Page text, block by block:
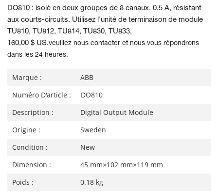
DO810 : isolé en deux groupes de 8 canaux. 0,5 A, résistant
aux courts-circuits. Utilisez l'unité de terminaison de module
TU810, TU812, TU814, TU830, TU833.
160,00 $ US.veuillez nous contacter et nous vous répondrons
dans les 24 heures.
Marque :
ABB
Numéro D'article :
DO810
Description :
Digital Output Module
Origine :
Sweden
Condition :
New
Dimension :
45 mm×102 mm×119 mm
Poids :
0.18 kg